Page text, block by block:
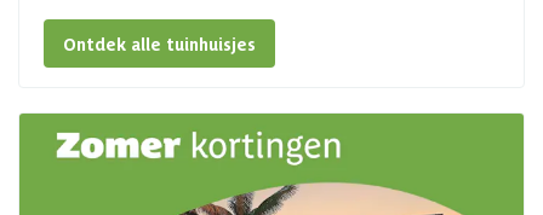
Ontdek alle tuinhuisjes